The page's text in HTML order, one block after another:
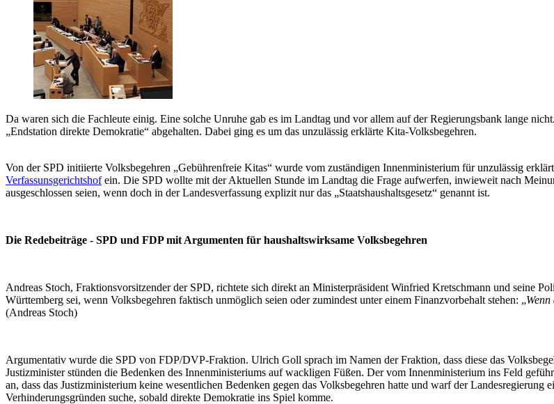
Da waren sich die Fachleute einig. Eine solche Unruhe gab es im Landtag und vor allem auf der Regierungsbank lange
„Endstation direkte Demokratie“ abgehalten. Dabei ging es um das unzulässig erklärte Kita-Volksbegehren.
Von der SPD initiierte Volksbegehren „Gebührenfreie Kitas“ wurde vom zuständigen Innenministerium für unzulässig
Verfassunsgerichtshofein. Die SPD wollte mit der Aktuellen Stunde im Landtag die Frage aufwerfen, inwieweit nach
ausgeschlossen seien, wenn doch in der Landesverfassung explizit nur das „Staatshaushaltsgesetz“ genannt ist.
Die Redebeiträge - SPD und FDP mit Argumenten für haushaltswirksame Volksbegehren
Andreas Stoch, Fraktionsvorsitzender der SPD, richtete sich direkt an Ministerpräsident Winfried Kretschmann und seine
Württemberg sei, wenn Volksbegehren faktisch unmöglich seien oder zumindest unter einem Finanzvorbehalt stehen: „
(Andreas Stoch)
Argumentativ wurde die SPD von FDP/DVP-Fraktion. Ulrich Goll sprach im Namen der Fraktion, dass diese das
Justizminister stünden die Bedenken des Innenministeriums auf wackligen Füßen. Der vom Innenministerium ins Feld
an, dass das Justizministerium keine wesentlichen Bedenken gegen das Volksbegehren hatte und warf der Landesregierung
Verhinderungsgründen suche, sobald direkte Demokratie ins Spiel komme.